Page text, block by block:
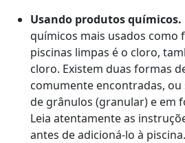
Usando produtos químicos.
químicos mais usados como
piscinas limpas é o cloro,
cloro. Existem duas formas
comumente encontradas,
de grânulos (granular) e em
Leia atentamente as
antes de adicioná-lo à piscina.